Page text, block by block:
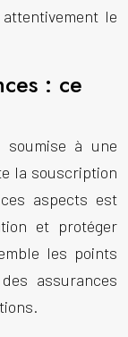
le
: ce
soumise à une
la souscription
ces aspects est
et protéger
les points
assurances